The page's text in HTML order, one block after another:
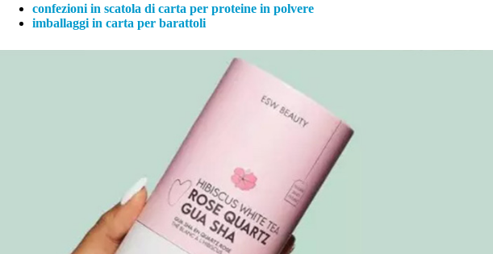
confezioni in scatola di carta per proteine in polvere
imballaggi in carta per barattoli